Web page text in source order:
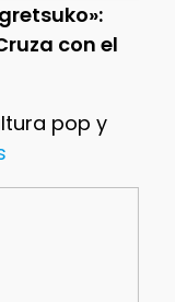
con el
pop y